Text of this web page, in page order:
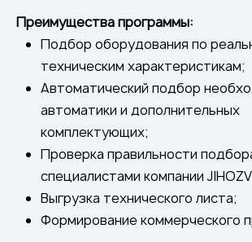
Ventilation grilles
Noise silensers
Ventilation articles
Filtres
Accessory components
Горнодобывающая
Прочее оборудование
Преимущества программы:
Подбор оборудования по
техническим характеристикам;
Автоматический подбор
автоматики и дополнительных
комплектующих;
Проверка правильности
специалистами компании
Выгрузка технического листа;
Формирование коммерческого